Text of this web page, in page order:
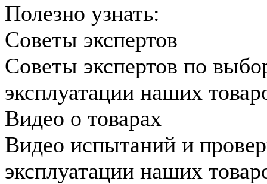
Полезно узнать:
Советы экспертов
Советы экспертов по
эксплуатации наших
Видео о товарах
Видео испытаний и
эксплуатации наших